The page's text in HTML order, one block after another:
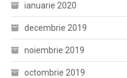
ianuarie 2020
decembrie 2019
noiembrie 2019
octombrie 2019